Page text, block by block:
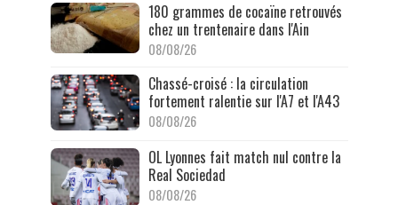
180 grammes de cocaïne retrouvés
chez un trentenaire dans l'Ain
08/08/26
Chassé-croisé : la circulation
fortement ralentie sur l'A7 et l'A43
08/08/26
OL Lyonnes fait match nul contre la
Real Sociedad
08/08/26